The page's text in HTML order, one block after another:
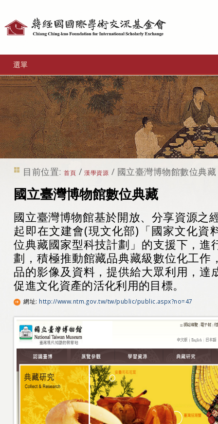
選單
目前位置: 首頁 /漢學資源 / 國立臺灣博物館數位典藏
國立臺灣博物館數位典藏
國立臺灣博物館基於開放、分享資源之
起即在文建會(現文化部)「國家文化資
位典藏國家型科技計劃」的支援下，進
劃，積極推動館藏品典藏級數位化工作
品的影像及資料，提供給大眾利用，達
促進文化資產的活化利用的目標。
網址: http://www.ntm.gov.tw/tw/public/public.aspx?no=47